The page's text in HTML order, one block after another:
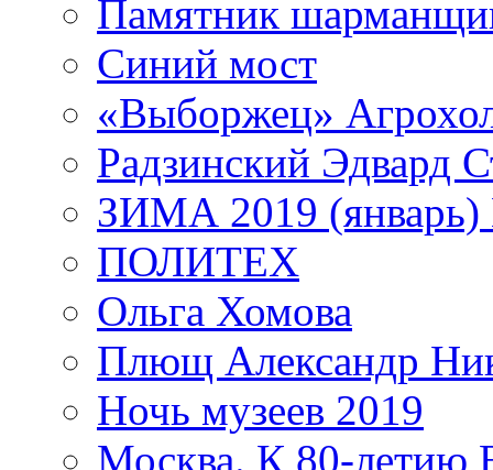
Памятник
Синий мост
«Выборжец»
Радзинский Эдвард
ЗИМА 2019 (январь)
ПОЛИТЕХ
Ольга Хомова
Плющ Александр
Ночь музеев 2019
Москва. К 80-